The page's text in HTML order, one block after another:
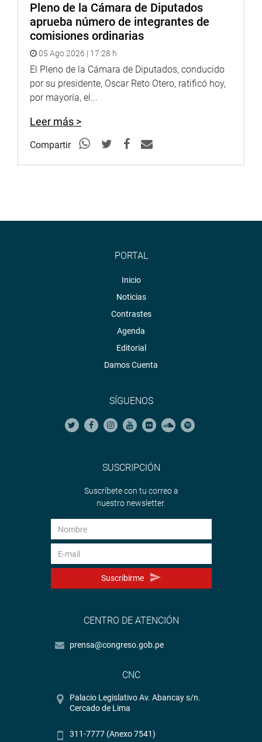
Pleno de la Cámara de Diputados
aprueba número de integrantes de
comisiones ordinarias
05 Ago 2026 | 17:28 h
El Pleno de la Cámara de Diputados, conducido
por su presidente, Oscar Reto Otero, ratificó hoy,
por mayoría, el...
Leer más >
Compartir
PORTAL
Inicio
Noticias
Contrastes
Agenda
Editorial
Damos Cuenta
SÍGUENOS
SUSCRIPCIÓN
Suscríbete con tu correo a
nuestro newsletter.
Suscribirme
CENTRO DE ATENCIÓN
prensa@congreso.gob.pe
CNC
Palacio Legislativo Av. Abancay s/n.
Cercado de Lima
311-7777 (Anexo 7541)